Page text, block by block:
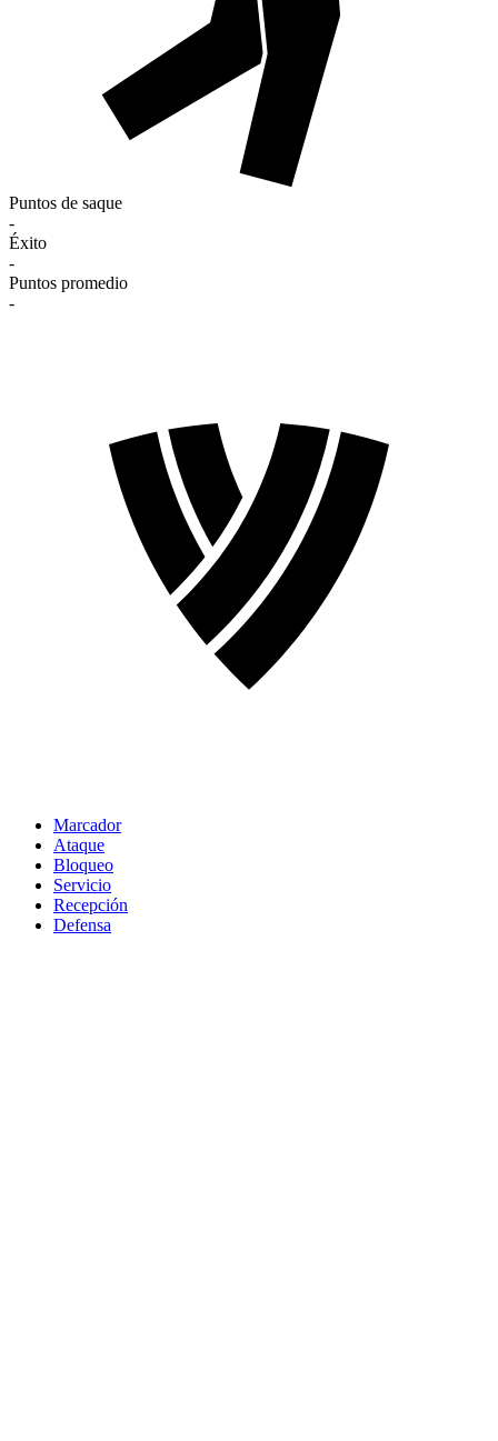
Puntos de saque
-
Éxito
-
Puntos promedio
-
Marcador
Ataque
Bloqueo
Servicio
Recepción
Defensa